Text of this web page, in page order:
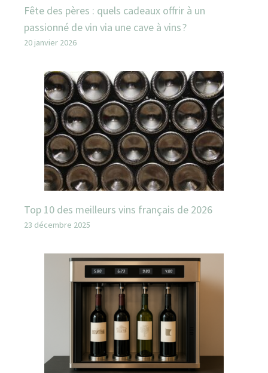
Fête des pères : quels cadeaux offrir à un
passionné de vin via une cave à vins ?
20 janvier 2026
Top 10 des meilleurs vins français de 2026
23 décembre 2025